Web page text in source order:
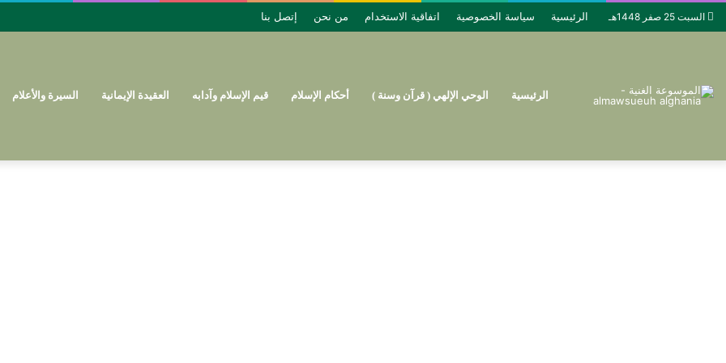
السبت 25 صفر 1448هـ الرئيسية سياسة الخصوصية اتفاقية الاستخدام من نحن إتصل بنا
الرئيسية الوحي الإلهي ( قرآن وسنة ) أحكام الإسلام قيم الإسلام وآدابه العقيدة الإيمانية السيرة والأعلام